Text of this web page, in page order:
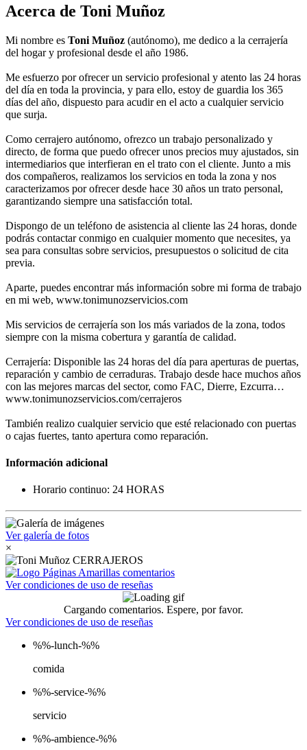
Acerca de Toni Muñoz
Mi nombre es Toni Muñoz (autónomo), me dedico a la cerrajería
del hogar y profesional desde el año 1986.
Me esfuerzo por ofrecer un servicio profesional y atento las 24 horas
del día en toda la provincia, y para ello, estoy de guardia los 365
días del año, dispuesto para acudir en el acto a cualquier servicio
que surja.
Como cerrajero autónomo, ofrezco un trabajo personalizado y
directo, de forma que puedo ofrecer unos precios muy ajustados, sin
intermediarios que interfieran en el trato con el cliente. Junto a mis
dos compañeros, realizamos los servicios en toda la zona y nos
caracterizamos por ofrecer desde hace 30 años un trato personal,
garantizando siempre una satisfacción total.
Dispongo de un teléfono de asistencia al cliente las 24 horas, donde
podrás contactar conmigo en cualquier momento que necesites, ya
sea para consultas sobre servicios, presupuestos o solicitud de cita
previa.
Aparte, puedes encontrar más información sobre mi forma de trabajo
en mi web, www.tonimunozservicios.com
Mis servicios de cerrajería son los más variados de la zona, todos
siempre con la misma cobertura y garantía de calidad.
Cerrajería: Disponible las 24 horas del día para aperturas de puertas,
reparación y cambio de cerraduras. Trabajo desde hace muchos años
con las mejores marcas del sector, como FAC, Dierre, Ezcurra…
www.tonimunozservicios.com/cerrajeros
También realizo cualquier servicio que esté relacionado con puertas
o cajas fuertes, tanto apertura como reparación.
Información adicional
Horario continuo: 24 HORAS
Ver galería de fotos
×
Ver condiciones de uso de reseñas
Cargando comentarios. Espere, por favor.
Ver condiciones de uso de reseñas
%%-lunch-%%
comida
%%-service-%%
servicio
%%-ambience-%%